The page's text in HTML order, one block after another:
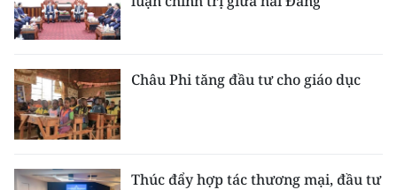
Châu Phi tăng đầu tư cho giáo dục
Thúc đẩy hợp tác thương mại, đầu tư